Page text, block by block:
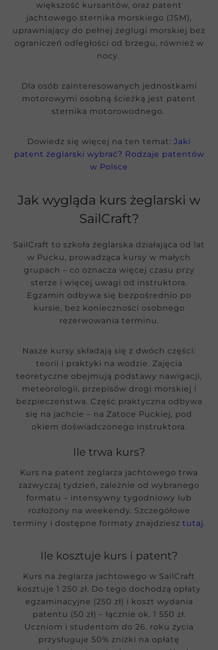
większość kursantów, oraz patent
jachtowego sternika morskiego (JSM),
uprawniający do pełnej żeglugi morskiej bez
ograniczeń odległości od brzegu, również w
nocy.
Dla osób zainteresowanych jednostkami
motorowymi osobną ścieżką jest patent
sternika motorowodnego.
Dowiedz się więcej na ten temat: Jaki
patent żeglarski wybrać? Rodzaje patentów
w Polsce
Jak wygląda kurs żeglarski w
SailCraft?
SailCraft to szkoła żeglarska działająca od lat
w Pucku, prowadząca kursy w małych
grupach – co oznacza więcej czasu przy
sterze i więcej uwagi od instruktora.
Egzamin odbywa się bezpośrednio po
kursie, bez konieczności osobnego
rezerwowania terminu.
Nasze kursy składają się z dwóch części:
teorii i praktyki na wodzie. Zajęcia
teoretyczne obejmują podstawy nawigacji,
meteorologii, przepisów drogi morskiej i
bezpieczeństwa. Część praktyczna odbywa
się na jachcie – na Zatoce Puckiej, pod
okiem doświadczonego instruktora.
Ile trwa kurs?
Kurs na patent żeglarza jachtowego trwa
zazwyczaj tydzień, zależnie od wybranego
formatu – intensywny tygodniowy lub
rozłożony na weekendy. Szczegółowe
terminy i dostępne formaty znajdziesz tutaj.
Ile kosztuje kurs i patent?
Kurs na żeglarza jachtowego w SailCraft
kosztuje 1 250 zł. Do tego dochodzą opłaty
egzaminacyjne (250 zł) i koszt wydania
patentu (50 zł) – łącznie ok. 1 550 zł.
Uczniom i studentom do 26. roku życia
przysługuje 50% zniżki na opłatę